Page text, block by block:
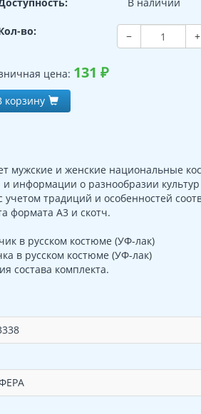
во: − +
цена: 131₽
корзину
мужские и женские национальные
информации о разнообразии
традиций и особенностей
формата А3 и скотч.
в русском костюме (УФ-лак)
в русском костюме (УФ-лак)
состава комплекта.